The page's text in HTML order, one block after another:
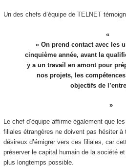
Un des chefs d’équipe de TELNET
« On prend contact avec les
cinquième année, avant la
y a un travail en amont pour
nos projets, les
objectifs de
Le chef d’équipe affirme également que
filiales étrangères ne doivent pas hésiter à
désireux d’émigrer vers ces filiales, car
préserver le capital humain de la société
plus longtemps possible.